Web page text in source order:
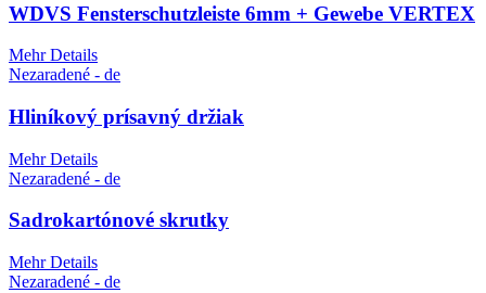
WDVS Fensterschutzleiste 6mm + Gewebe VERTEX
Mehr Details
Nezaradené - de
Hliníkový prísavný držiak
Mehr Details
Nezaradené - de
Sadrokartónové skrutky
Mehr Details
Nezaradené - de